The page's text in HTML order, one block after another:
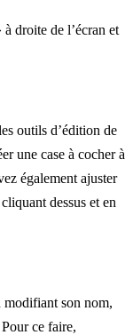
à droite de l’écran et
outils d’édition de
une case à cocher à
également ajuster
dessus et en
modifiant son nom,
ce faire,